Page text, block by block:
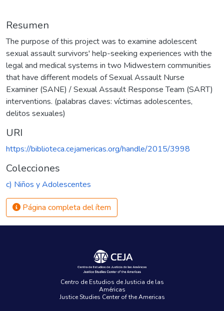
Resumen
The purpose of this project was to examine adolescent
sexual assault survivors' help-seeking experiences with the
legal and medical systems in two Midwestern communities
that have different models of Sexual Assault Nurse
Examiner (SANE) / Sexual Assault Response Team (SART)
interventions. (palabras claves: víctimas adolescentes,
delitos sexuales)
URI
https://biblioteca.cejamericas.org/handle/2015/3998
Colecciones
c) Niños y Adolescentes
Página completa del ítem
Centro de Estudios de Justicia de las
Américas
Justice Studies Center of the Americas